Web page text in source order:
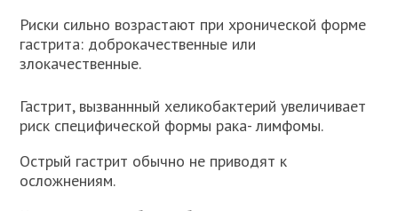
Риски сильно возрастают при хронической форме
гастрита: доброкачественные или
злокачественные.
Гастрит, вызваннный хеликобактерий увеличивает
риск специфической формы рака- лимфомы.
Острый гастрит обычно не приводят к
осложнениям.